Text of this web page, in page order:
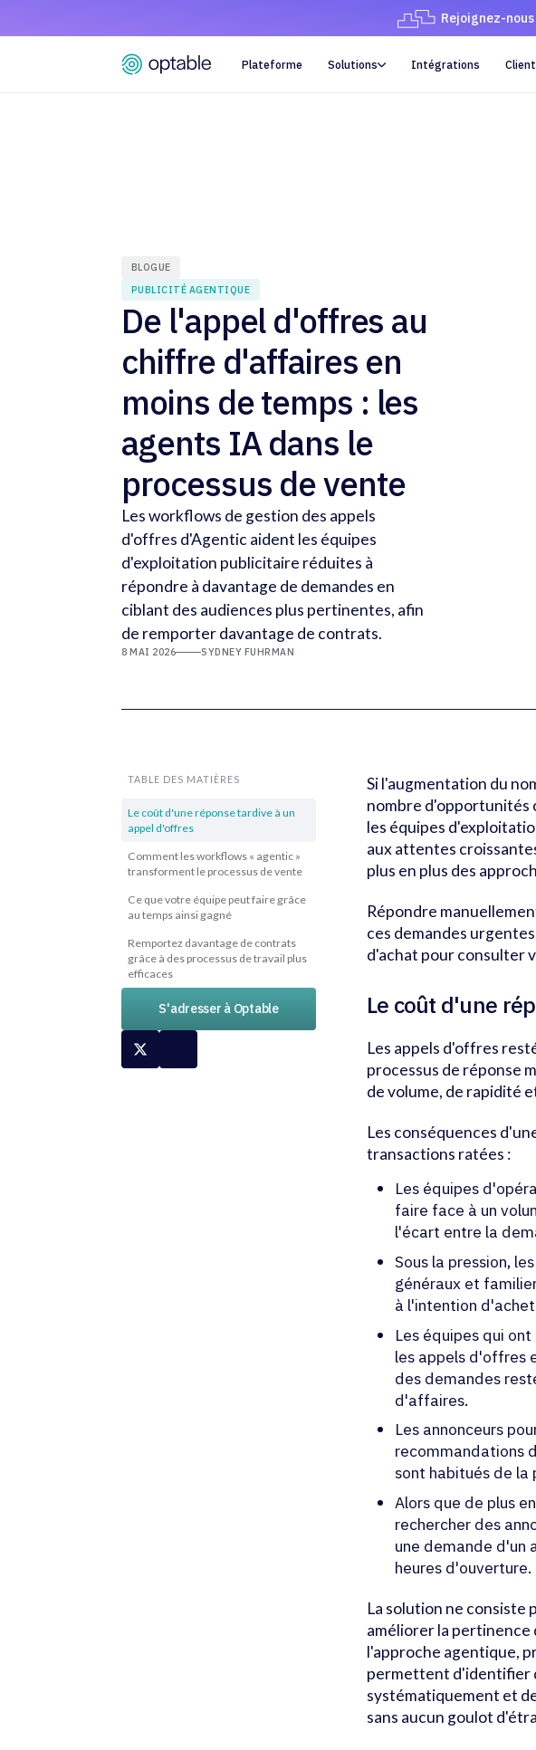
Rejoignez-
Plateforme Solutions Intégrations
BLOGUE
PUBLICITÉ AGENTIQUE
De l'appel d'offres au
chiffre d'affaires en
moins de temps : les
agents IA dans le
processus de vente
Les workflows de gestion des appels
d'offres d'Agentic aident les équipes
d'exploitation publicitaire réduites à
répondre à davantage de demandes en
ciblant des audiences plus pertinentes, afin
de remporter davantage de contrats.
8 MAI 2026 SYDNEY FUHRMAN
TABLE DES MATIÈRES
Le coût d'une réponse tardive à un
appel d'offres
Comment les workflows « agentic »
transforment le processus de vente
Ce que votre équipe peut faire grâce
au temps ainsi gagné
Remportez davantage de contrats
grâce à des processus de travail plus
efficaces
S'adresser à Optable
Si l'augmentation du
nombre d'opportunités
les équipes
aux attentes
plus en plus des
Répondre
ces demandes
d'achat pour consulter
Le coût d'une
Les appels d'offres
processus de réponse
de volume, de rapidité
Les conséquences
transactions ratées :
Les équipes
faire face à un
l'écart entre la
Sous la pression,
généraux et
à l'intention
Les équipes qui
les appels d'offres
des demandes
d'affaires.
Les annonceurs
recommandations
sont habitués de la
Alors que de plus
rechercher des
une demande d'un
heures d'ouverture.
La solution ne consiste
améliorer la pertinence
l'approche agentique,
permettent d'identifier
systématiquement et
sans aucun goulot